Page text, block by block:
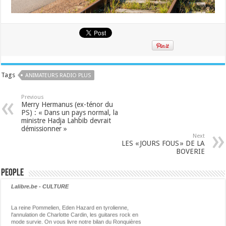
Tags ANIMATEURS RADIO PLUS
Previous
Merry Hermanus (ex-ténor du
PS) : « Dans un pays normal, la
ministre Hadja Lahbib devrait
démissionner »
Next
LES « JOURS FOUS » DE LA
BOVERIE
People
Lalibre.be - CULTURE
La reine Pommelien, Eden Hazard en tyrolienne,
l'annulation de Charlotte Cardin, les guitares rock en
mode survie. On vous livre notre bilan du Ronquières